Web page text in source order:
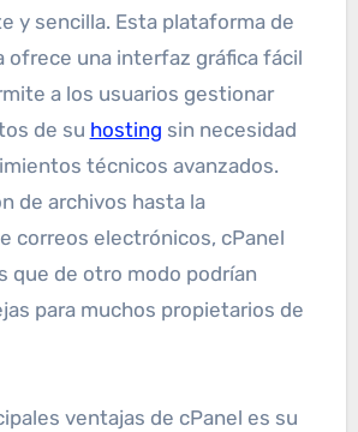
y sencilla. Esta plataforma de
una interfaz gráfica fácil
a los usuarios gestionar
de su hosting sin necesidad
técnicos avanzados.
de archivos hasta la
correos electrónicos, cPanel
que de otro modo podrían
para muchos propietarios de
ventajas de cPanel es su